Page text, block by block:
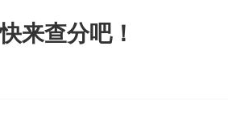
来查分吧！